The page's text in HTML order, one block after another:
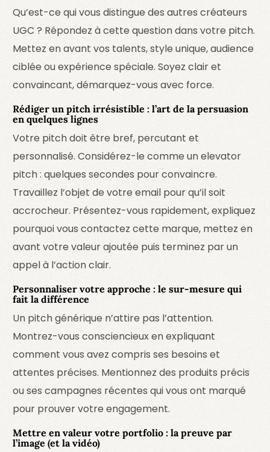
Qu’est-ce qui vous distingue des autres créateurs
UGC ? Répondez à cette question dans votre pitch.
Mettez en avant vos talents, style unique, audience
ciblée ou expérience spéciale. Soyez clair et
convaincant, démarquez-vous avec force.
Rédiger un pitch irrésistible : l’art de la persuasion
en quelques lignes
Votre pitch doit être bref, percutant et
personnalisé. Considérez-le comme un elevator
pitch : quelques secondes pour convaincre.
Travaillez l’objet de votre email pour qu’il soit
accrocheur. Présentez-vous rapidement, expliquez
pourquoi vous contactez cette marque, mettez en
avant votre valeur ajoutée puis terminez par un
appel à l’action clair.
Personnaliser votre approche : le sur-mesure qui
fait la différence
Un pitch générique n’attire pas l’attention.
Montrez-vous consciencieux en expliquant
comment vous avez compris ses besoins et
attentes précises. Mentionnez des produits précis
ou ses campagnes récentes qui vous ont marqué
pour prouver votre engagement.
Mettre en valeur votre portfolio : la preuve par
l’image (et la vidéo)